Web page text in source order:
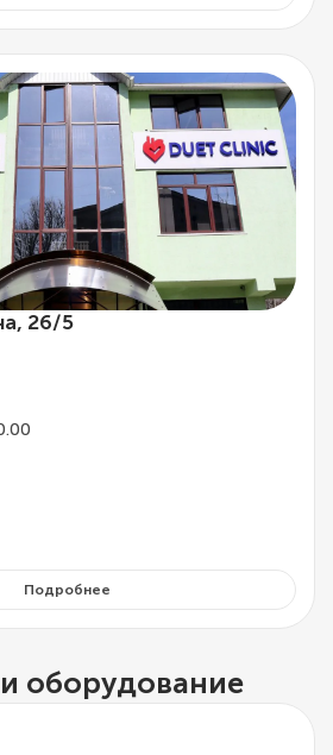
26/5
Подробнее
оборудование